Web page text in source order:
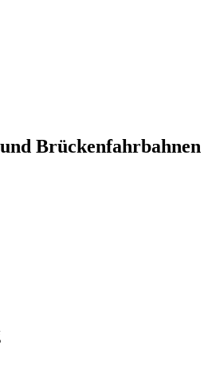
Brückenfahrbahnen